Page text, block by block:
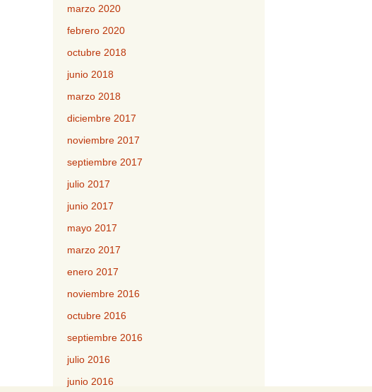
marzo 2020
febrero 2020
octubre 2018
junio 2018
marzo 2018
diciembre 2017
noviembre 2017
septiembre 2017
julio 2017
junio 2017
mayo 2017
marzo 2017
enero 2017
noviembre 2016
octubre 2016
septiembre 2016
julio 2016
junio 2016